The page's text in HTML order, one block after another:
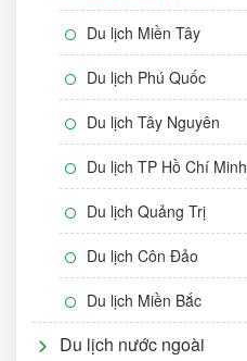
Du lịch Miền Tây
Du lịch Phú Quốc
Du lịch Tây Nguyên
Du lịch TP Hồ Chí Minh
Du lịch Quảng Trị
Du lịch Côn Đảo
Du lịch Miền Bắc
Du lịch nước ngoài